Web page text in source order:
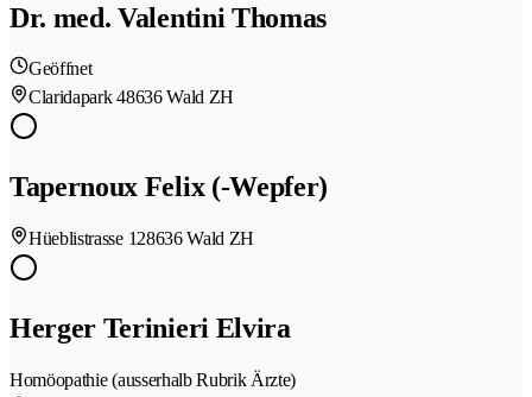
Dr. med. Valentini Thomas
Geöffnet
Claridapark 48636 Wald ZH
Tapernoux Felix (-Wepfer)
Hüeblistrasse 128636 Wald ZH
Herger Terinieri Elvira
Homöopathie (ausserhalb Rubrik Ärzte)